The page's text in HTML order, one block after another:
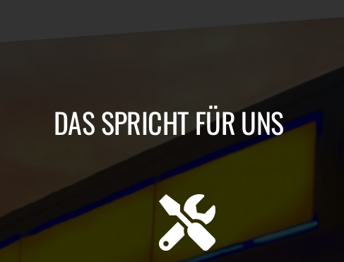
DAS SPRICHT FÜR UNS